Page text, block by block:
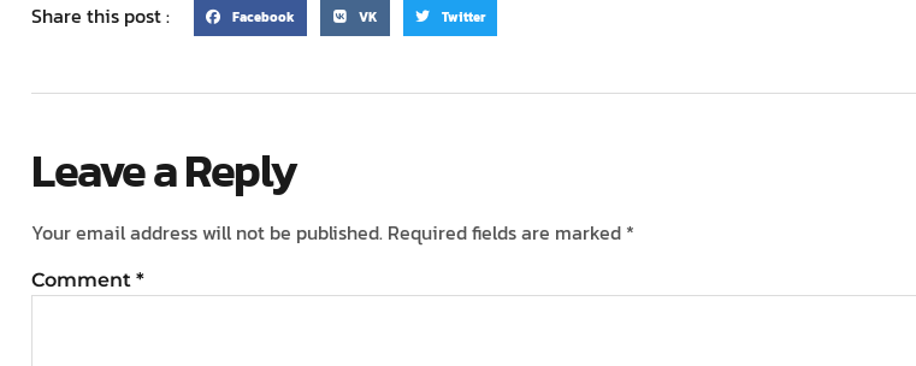
Share this post : Facebook VK Twitter
Leave a Reply
Your email address will not be published. Required fields are marked *
Comment *